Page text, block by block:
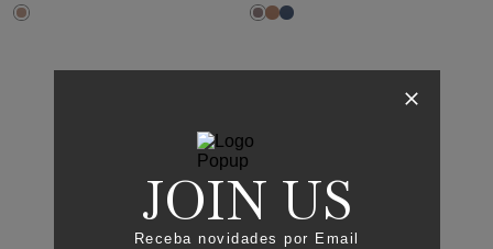
JOIN US
Receba novidades por Email